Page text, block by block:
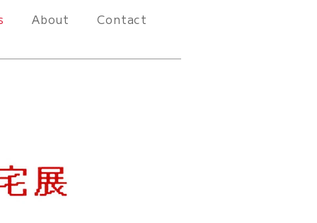
About Contact